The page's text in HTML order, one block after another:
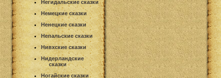
Негидальские сказки
Немецкие сказки
Ненецкие сказки
Непальские сказки
Нивхские сказки
Нидерландские
сказки
Ногайские сказки